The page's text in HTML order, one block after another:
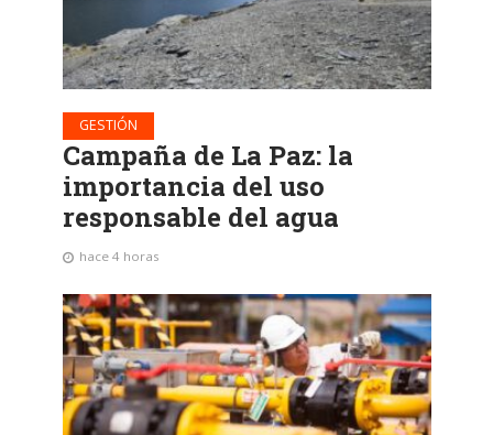
GESTIÓN
Campaña de La Paz: la
importancia del uso
responsable del agua
hace 4 horas